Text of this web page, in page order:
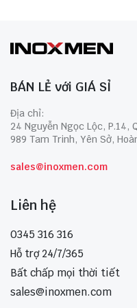
BÁN LẺ với GIÁ SỈ
Địa chỉ:
24 Nguyễn Ngọc Lộc, P.14,
989 Tam Trinh, Yên Sở,
sales@inoxmen.com
Liên hệ
0345 316 316
Hỗ trợ 24/7/365
Bất chấp mọi thời tiết
sales@inoxmen.com